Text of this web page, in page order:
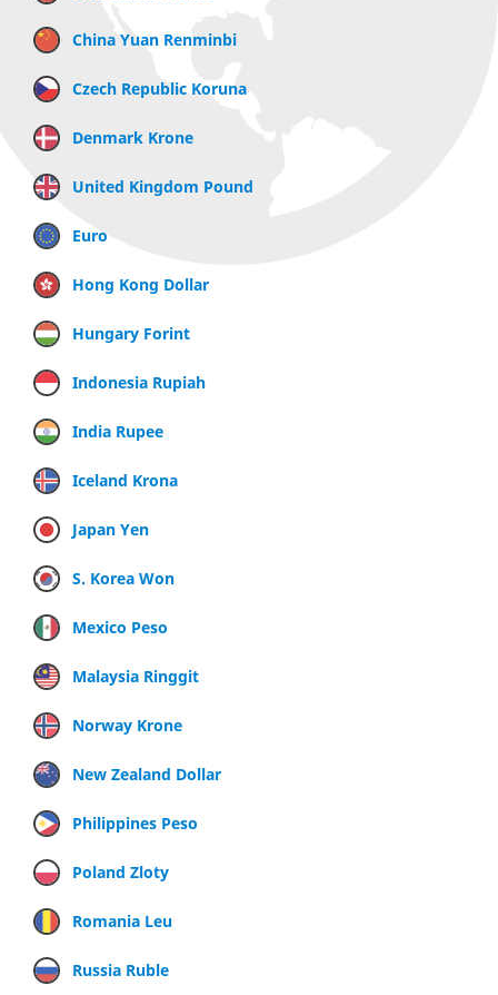
China Yuan Renminbi
Czech Republic Koruna
Denmark Krone
United Kingdom Pound
Euro
Hong Kong Dollar
Hungary Forint
Indonesia Rupiah
India Rupee
Iceland Krona
Japan Yen
S. Korea Won
Mexico Peso
Malaysia Ringgit
Norway Krone
New Zealand Dollar
Philippines Peso
Poland Zloty
Romania Leu
Russia Ruble